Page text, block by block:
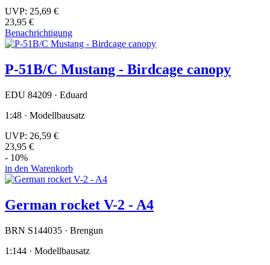
UVP: 25,69 €
23,95 €
Benachrichtigung
P-51B/C Mustang - Birdcage canopy
EDU 84209 · Eduard
1:48 · Modellbausatz
UVP: 26,59 €
23,95 €
- 10%
in den Warenkorb
German rocket V-2 - A4
BRN S144035 · Brengun
1:144 · Modellbausatz